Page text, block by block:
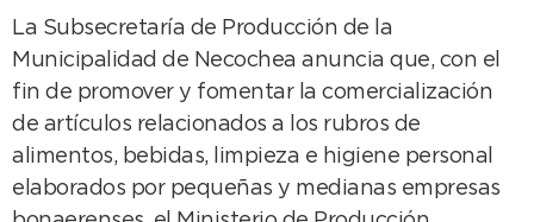
La Subsecretaría de Producción de la
Municipalidad de Necochea anuncia que, con el
fin de promover y fomentar la comercialización
de artículos relacionados a los rubros de
alimentos, bebidas, limpieza e higiene personal
elaborados por pequeñas y medianas empresas